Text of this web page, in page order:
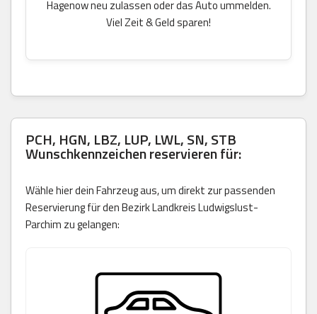
Hagenow neu zulassen oder das Auto ummelden.
Viel Zeit & Geld sparen!
PCH, HGN, LBZ, LUP, LWL, SN, STB
Wunschkennzeichen reservieren für:
Wähle hier dein Fahrzeug aus, um direkt zur passenden
Reservierung für den Bezirk Landkreis Ludwigslust-
Parchim zu gelangen: